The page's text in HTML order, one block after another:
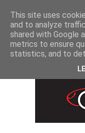
This site uses
and to analyze
shared with Google
metrics to ensure
statistics, and to